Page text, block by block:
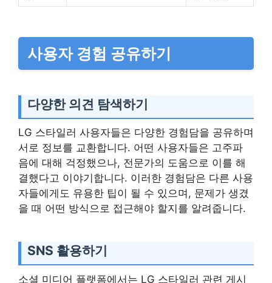
사용자 경험 공유하기
다양한 의견 탐색하기
LG 스타일러 사용자들은 다양한 경험담을 공유하며
서로 정보를 교환합니다. 어떤 사용자들은 고주파
음에 대해 걱정했으나, 전문가의 도움으로 이를 해
결했다고 이야기합니다. 이러한 경험담은 다른 사용
자들에게도 유용한 팁이 될 수 있으며, 문제가 생겼
을 때 어떤 방식으로 접근해야 할지를 알려줍니다.
SNS 활용하기
소셜 미디어 플랫폼에서는 LG 스타일러 관련 게시